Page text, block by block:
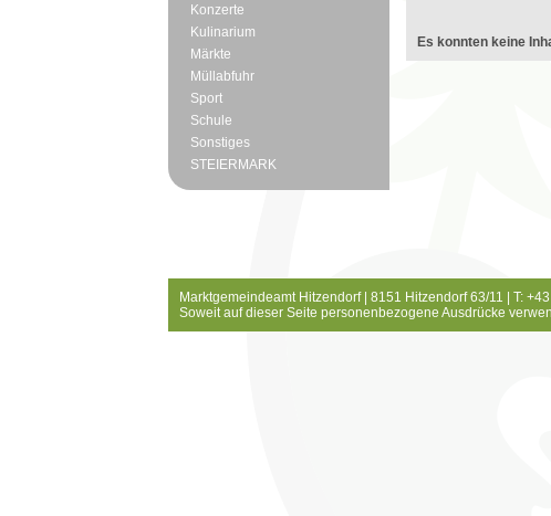
Konzerte
Kulinarium
Märkte
Müllabfuhr
Sport
Schule
Sonstiges
STEIERMARK
Es konnten keine
Marktgemeindeamt Hitzendorf | 8151 Hitzendorf 63/11 | T:
Soweit auf dieser Seite personenbezogene Ausdrücke